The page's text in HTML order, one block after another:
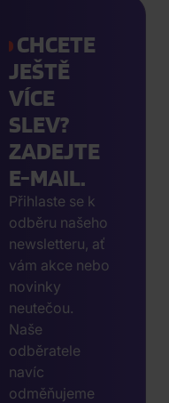
CHCETE
JEŠTĚ
VÍCE
SLEV?
ZADEJTE
E-MAIL.
Přihlaste se k
odběru našeho
newsletteru, ať
vám akce nebo
novinky
neutečou.
Naše
odběratele
navíc
odměňujeme